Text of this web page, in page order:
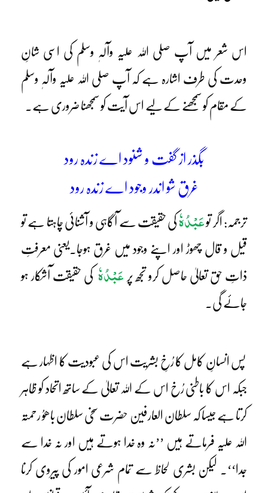
اس شعر میں آپ صلی اللہ علیہ وآلہٖ وسلم کی اسی شانِ
وحدت کی طرف اشارہ ہے کہ آپ صلی اللہ علیہ وآلہٖ وسلم
کے مقام کو سمجھنے کے لیے اس آیت کو سمجھنا ضروری ہے۔
بگذر از گفت و شنود اے زندہ رود
غرق شو اندر وجود اے زندہ رود
ترجمہ: اگر تو عَبْدُہٗکی حقیقت سے آگاہی و آشنائی چاہتا ہے تو
قیل و قال چھوڑ اور اپنے وجود میں غرق ہوجا۔یعنی معرفتِ
ذاتِ حق تعالیٰ حاصل کرو تجھ پر عَبْدُہٗ کی حقیقت آشکار ہو
جائے گی۔
پس انسانِ کامل کا رُخِ بشریت اس کی عبودیت کا اظہار ہے
جبکہ اس کا باطنی رُخ اس کے اللہ تعالیٰ کے ساتھ اتحاد کو ظاہر
کرتا ہے جیسا کہ سلطان العارفین حضرت سخی سلطان باھوُ رحمتہ
اللہ علیہ فرماتے ہیں ’’نہ وہ خدا ہوتے ہیں اور نہ خدا سے
جدا‘‘۔ لیکن بشری لحاظ سے تمام شرعی امور کی پیروی کرنا